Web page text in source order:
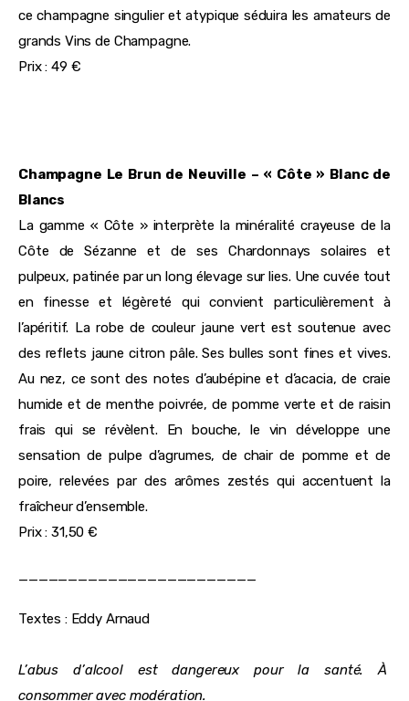
ce champagne singulier et atypique séduira les amateurs de
grands Vins de Champagne.
Prix : 49 €
Champagne Le Brun de Neuville – « Côte » Blanc de
Blancs
La gamme « Côte » interprète la minéralité crayeuse de la
Côte de Sézanne et de ses Chardonnays solaires et
pulpeux, patinée par un long élevage sur lies. Une cuvée tout
en finesse et légèreté qui convient particulièrement à
l’apéritif. La robe de couleur jaune vert est soutenue avec
des reflets jaune citron pâle. Ses bulles sont fines et vives.
Au nez, ce sont des notes d’aubépine et d’acacia, de craie
humide et de menthe poivrée, de pomme verte et de raisin
frais qui se révèlent. En bouche, le vin développe une
sensation de pulpe d’agrumes, de chair de pomme et de
poire, relevées par des arômes zestés qui accentuent la
fraîcheur d’ensemble.
Prix : 31,50 €
________________________
Textes : Eddy Arnaud
L’abus d’alcool est dangereux pour la santé. À
consommer avec modération.